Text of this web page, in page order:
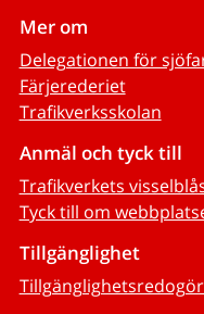
Mer om
Delegationen för
Färjerederiet
Trafikverksskolan
Anmäl och tyck till
Trafikverkets
Tyck till om
Tillgänglighet